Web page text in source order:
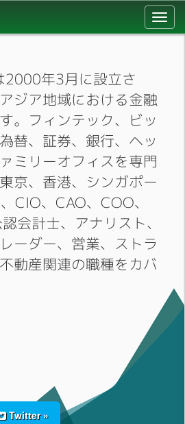
年3月に設立さ
ジア地域における金融
。フィンテック、ビッ
替、証券、銀行、ヘッ
ミリーオフィスを専門
京、香港、シンガポー
CIO、CAO、COO、
会計士、アナリスト、
ーダー、営業、ストラ
動産関連の職種をカバ
Twitter »